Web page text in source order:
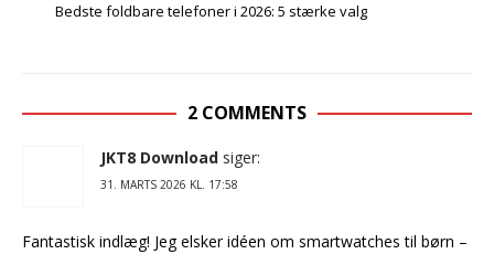
Bedste foldbare telefoner i 2026: 5 stærke valg
2 COMMENTS
JKT8 Download siger:
31. MARTS 2026 KL. 17:58
Fantastisk indlæg! Jeg elsker idéen om smartwatches til børn –